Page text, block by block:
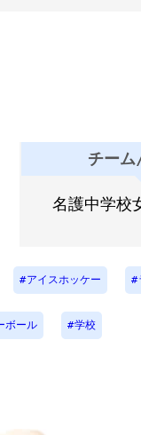
チー
名護中学校
アイスホッケー
ボール 学校